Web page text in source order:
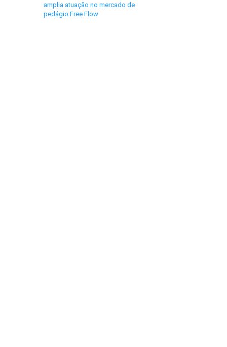
amplia atuação no mercado de
pedágio Free Flow